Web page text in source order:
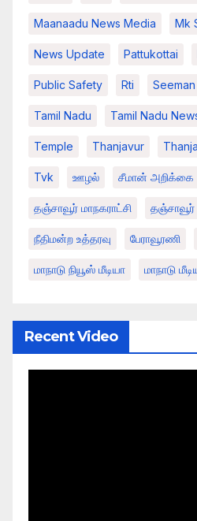
Maanaadu News Media Mk
News Update Pattukottai
Public Safety Rti Seeman
Tamil Nadu Tamil Nadu
Temple Thanjavur
Tvk ஊழல் சீமான் அறிக்கை
தஞ்சாவூர் மாநகராட்சி
நீதிமன்ற உத்தரவு பேராவூரணி
மாநாடு நியூஸ் மீடியா மாநாடு
Recent Video